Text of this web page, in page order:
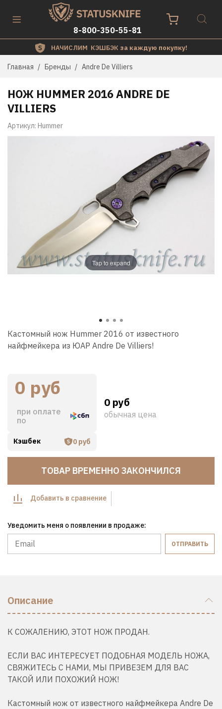
8-800-350-55-81
НАЧИСЛИМ КЭШБЭК за каждую покупку!
Главная Бренды Andre De Villiers
Tap to expand
Артикул: Hummer
НОЖ HUMMER 2016 ANDRE DE
VILLIERS
Кастомный нож Hummer 2016 от известного
найфмейкера из ЮАР Andre De Villiers!
0 руб
при оплате
по
Кэшбек 0 руб
0 руб
обычная цена
ТОВАР ВРЕМЕННО ЗАКОНЧИЛСЯ
Добавить в сравнение
Уведомить меня о появлении в продаже:
ОТПРАВИТЬ
Описание
К СОЖАЛЕНИЮ, ЭТОТ НОЖ ПРОДАН.
ЕСЛИ ВАС ИНТЕРЕСУЕТ ПОДОБНАЯ МОДЕЛЬ НОЖА,
СВЯЖИТЕСЬ С НАМИ, МЫ ПРИВЕЗЕМ ДЛЯ ВАС
ТАКОЙ ИЛИ ПОХОЖИЙ НОЖ!
Кастомный нож от известного найфмейкера Andre De